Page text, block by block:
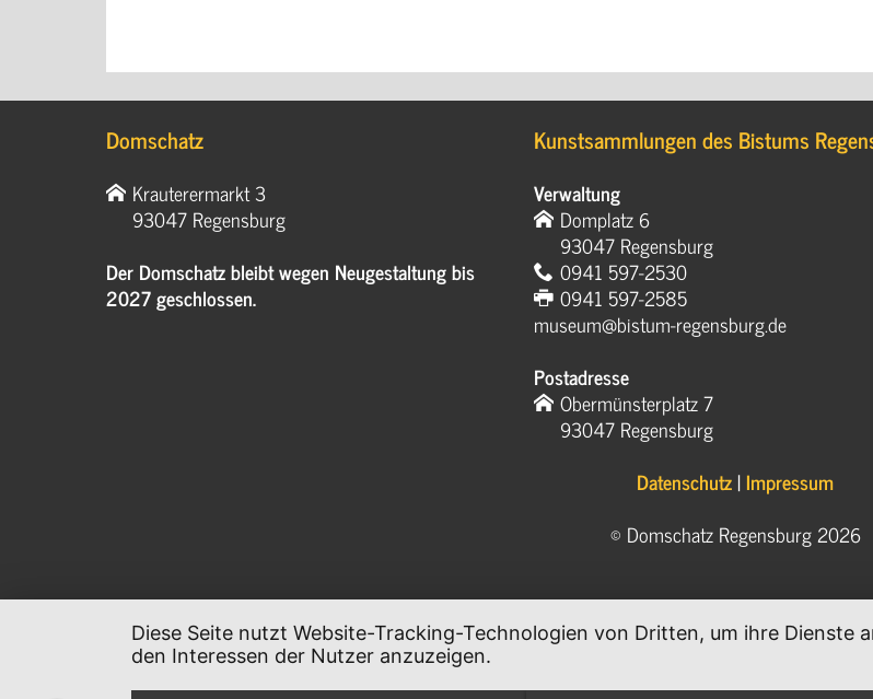
Domschatz
Krauterermarkt 3
93047 Regensburg
Der Domschatz bleibt wegen Neugestaltung bis
2027 geschlossen.
Kunstsammlungen des Bistums
Verwaltung
Domplatz 6
93047 Regensburg
0941 597-2530
0941 597-2585
museum@bistum-regensburg.de
Postadresse
Obermünsterplatz 7
93047 Regensburg
Datenschutz|Impressum
© Domschatz Regensburg 2026
Diese Seite nutzt Website-Tracking-Technologien von Dritten, um ihre Dienste
den Interessen der Nutzer anzuzeigen.